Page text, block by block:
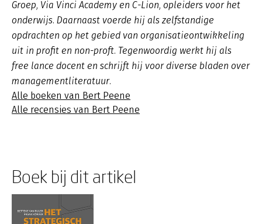
Groep, Via Vinci Academy en C-Lion, opleiders voor het
onderwijs. Daarnaast voerde hij als zelfstandige
opdrachten op het gebied van organisatieontwikkeling
uit in profit en non-proft. Tegenwoordig werkt hij als
free lance docent en schrijft hij voor diverse bladen over
managementliteratuur.
Alle boeken van Bert Peene
Alle recensies van Bert Peene
Boek bij dit artikel